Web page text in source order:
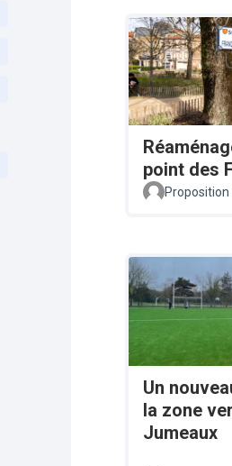
point des
Un
la zone
Jumeaux